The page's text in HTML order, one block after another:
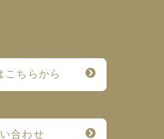
こちらから
合わせ